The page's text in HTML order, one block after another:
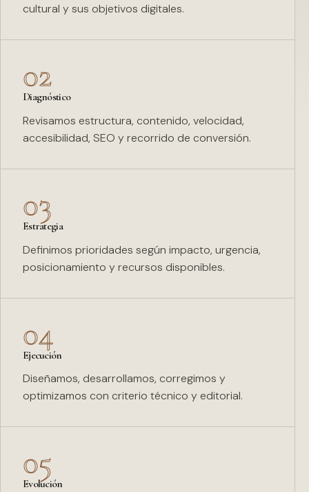
cultural y sus objetivos digitales.
02
Diagnóstico
Revisamos estructura, contenido, velocidad,
accesibilidad, SEO y recorrido de conversión.
03
Estrategia
Definimos prioridades según impacto, urgencia,
posicionamiento y recursos disponibles.
04
Ejecución
Diseñamos, desarrollamos, corregimos y
optimizamos con criterio técnico y editorial.
05
Evolución